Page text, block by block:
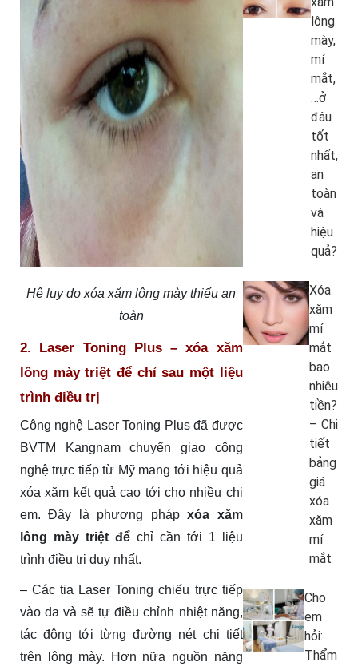
Hệ lụy do xóa xăm lông mày thiếu an
toàn
2. Laser Toning Plus – xóa xăm
lông mày triệt để chỉ sau một liệu
trình điều trị
Công nghệ Laser Toning Plus đã được
BVTM Kangnam chuyển giao công
nghệ trực tiếp từ Mỹ mang tới hiệu quả
xóa xăm kết quả cao tới cho nhiều chị
em. Đây là phương phápxóa xăm
lông mày triệt đểchỉ cần tới 1 liệu
trình điều trị duy nhất.
– Các tia Laser Toning chiếu trực tiếp
vào da và sẽ tự điều chỉnh nhiệt năng,
tác động tới từng đường nét chi tiết
trên lông mày. Hơn nữa nguồn năng
lông
mày,
mí
mắt,
…ở
đâu
tốt
nhất,
an
toàn
và
hiệu
quả?
Xóa
xăm
mí
mắt
bao
nhiêu
tiền?
– Chi
tiết
bảng
giá
xóa
xăm
mí
mắt
Cho
em
hỏi:
Thẩm